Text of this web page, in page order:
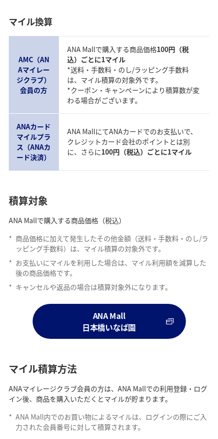
マイル換算
AMC（AN
Aマイレー
ジクラブ）
会員の方
ANA Mallで購入する商品価格100円（税
込）ごとに1マイル
*送料・手数料・のし/ラッピング手数料
は、マイル積算の対象外です。
*クーポン・キャンペーンにより積算数が変
わる場合がございます。
ANAカード
マイルプラ
ス（ANAカ
ード決済）
ANA MallにてANAカードでのお支払いで、
クレジットカード会社のポイントとは別
に、さらに100円（税込）ごとに1マイル
積算対象
ANA Mallで購入する商品価格（税込）
* 商品価格に加えて発生したその他金額（送料・手数料・のし/ラ
ッピング手数料）は、マイル積算の対象外です。
* お支払いにマイルを利用した場合は、マイル利用額を減算した
後の商品価格です。
* キャンセルや返品の場合は積算対象外になります。
ANA Mall
日本橋いなば園
マイル積算方法
ANAマイレージクラブ会員の方は、ANA Mallでの利用登録・ログ
イン後、商品を購入いただくとマイルが貯まります。
* ANA Mall内でのお買い物によるマイルは、ログインの際にご入
力された会員番号に対して積算されます。